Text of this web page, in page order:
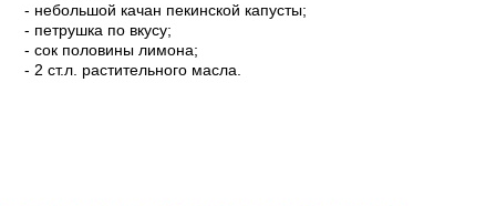
- небольшой качан пекинской капусты;
- петрушка по вкусу;
- сок половины лимона;
- 2 ст.л. растительного масла.